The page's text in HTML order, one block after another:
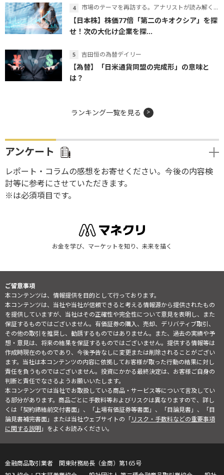
市場のテーマを再訪する。アナリストが読み解くテーマの本質
【日本株】株価77倍「第二のキオクシア」を探
せ！次の大化け企業を探...
吉田恒の為替デイリー
【為替】「日米通貨同盟の完成形」の意味と
は？
ランキング一覧を見る
アンケート
レポート・コラムの感想をお寄せください。今後の内容検
討等に参考にさせていただきます。
※は必須項目です。
お金を学び、マーケットを知り、未来を描く
ご留意事項
本コンテンツは、情報提供を目的として行っております。
本コンテンツは、当社や当社が信頼できると考える情報源から提供されたもの
を提供していますが、当社はその正確性や完全性について意見を表明し、また
保証するものではございません。有価証券の購入、売却、デリバティブ取引、
その他の取引を推奨し、勧誘するものではありません。また、過去の実績や予
想・意見は、将来の結果を保証するものではございません。提供する情報等は
作成時現在のものであり、今後予告なしに変更または削除されることがござい
ます。当社は本コンテンツの内容に依拠してお客様が取った行動の結果に対し
責任を負うものではございません。投資にかかる最終決定は、お客様ご自身の
判断と責任でなさるようお願いいたします。
本コンテンツでは当社でお取扱している商品・サービス等について言及してい
る部分があります。商品ごとに手数料等およびリスクは異なりますので、詳し
くは「契約締結前交付書面」、「上場有価証券等書面」、「目論見書」、「目
論見書補完書面」または当社ウェブサイトの「リスク・手数料などの重要事項
に関する説明」をよくお読みください。
金融商品取引業者 関東財務局長（金商）第165号